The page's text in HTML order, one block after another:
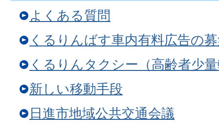
よくある質問
くるりんばす車内有料広告の
くるりんタクシー（高齢者少
新しい移動手段
日進市地域公共交通会議